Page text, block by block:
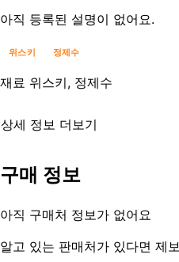
아직 등록된 설명이 없어요.
위스키 정제수
재료 위스키, 정제수
상세 정보 더보기
등록일
구매 정보
아직 구매처 정보가 없어요
알고 있는 판매처가 있다면 제